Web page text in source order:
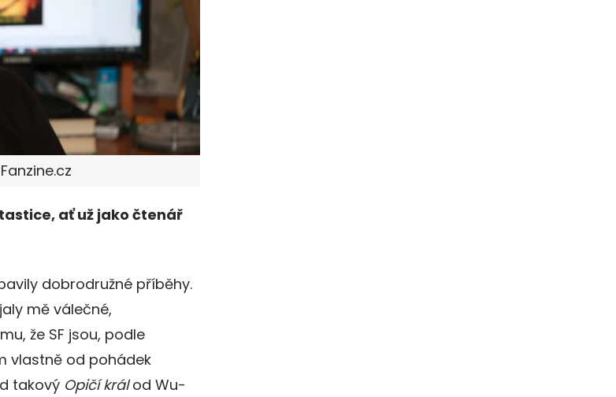
ať už jako čtenář
dobrodružné příběhy.
mě válečné,
že SF jsou, podle
vlastně od pohádek
takový Opičí králod Wu-